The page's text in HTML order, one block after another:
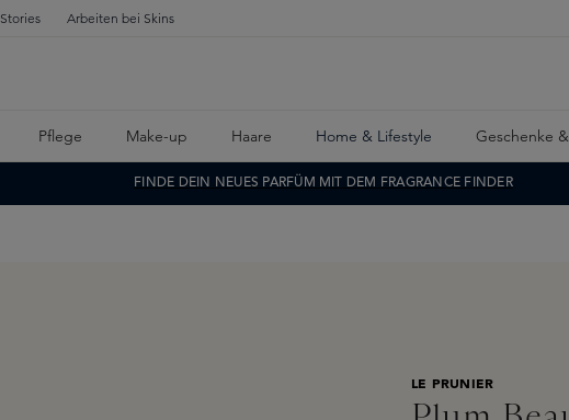
Stories Arbeiten bei Skins
Pflege Make-up Haare Home & Lifestyle Geschenke
FINDE DEIN NEUES PARFÜM MIT DEM FRAGRANCE FINDER
LE PRUNIER